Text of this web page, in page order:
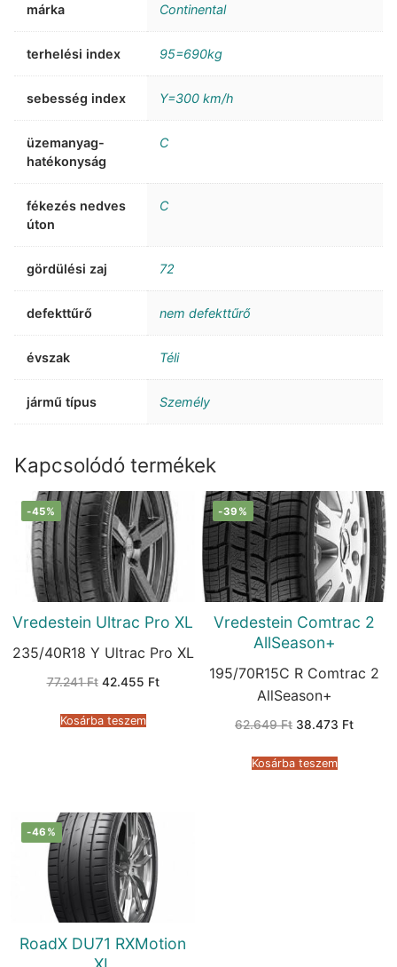
márka Continental
terhelési index 95=690kg
sebesség index Y=300 km/h
üzemanyag-
hatékonyság
C
fékezés nedves
úton
C
gördülési zaj 72
defekttűrő nem defekttűrő
évszak Téli
jármű típus Személy
Kapcsolódó termékek
-45%
Vredestein Ultrac Pro XL
235/40R18 Y Ultrac Pro XL
77.241Ft Original
77.241 Ft.
42.455 FtCurrent
Kosárba teszem
-39%
Vredestein Comtrac 2
AllSeason+
195/70R15C R Comtrac 2
AllSeason+
62.649Ft Original
62.649 Ft.
38.473 FtCurrent
Kosárba teszem
-46%
RoadX DU71 RXMotion